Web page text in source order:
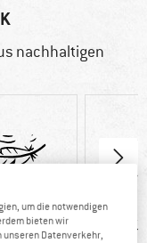
nachhaltigen
sagen:
um die notwendigen
bieten wir
Datenverkehr,